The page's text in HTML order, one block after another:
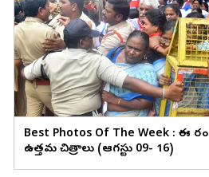
Best Photos Of The Week : ఈ వారం
ఉత్తమ చిత్రాలు (ఆగస్టు 09- 16)